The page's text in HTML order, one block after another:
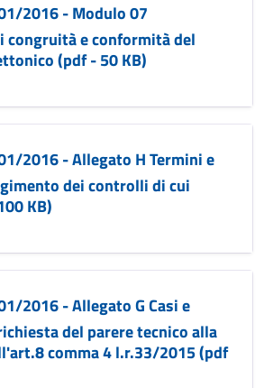
2016 - Modulo 07
congruità e conformità del
(pdf - 50 KB)
2016 - Allegato H Termini e
dei controlli di cui
KB)
2016 - Allegato G Casi e
del parere tecnico alla
comma 4 l.r.33/2015 (pdf